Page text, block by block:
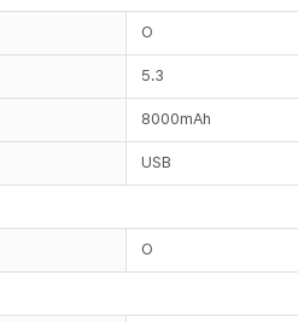
O
5.3
8000mAh
USB
O